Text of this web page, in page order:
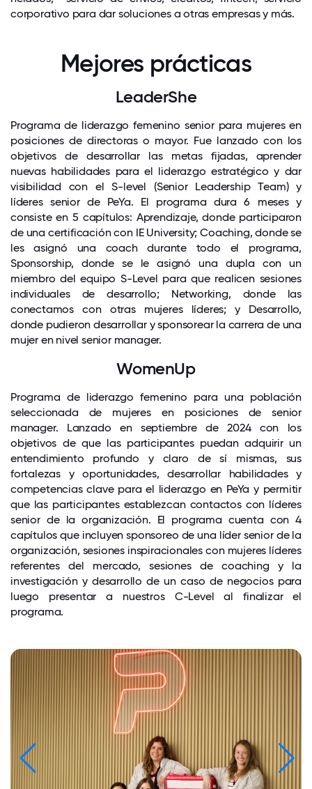
corporativo para dar soluciones a otras empresas y más.
Mejores prácticas
LeaderShe
Programa de liderazgo femenino senior para mujeres en
posiciones de directoras o mayor. Fue lanzado con los
objetivos de desarrollar las metas fijadas, aprender
nuevas habilidades para el liderazgo estratégico y dar
visibilidad con el S-level (Senior Leadership Team) y
líderes senior de PeYa. El programa dura 6 meses y
consiste en 5 capítulos: Aprendizaje, donde participaron
de una certificación con IE University; Coaching, donde se
les asignó una coach durante todo el programa,
Sponsorship, donde se le asignó una dupla con un
miembro del equipo S-Level para que realicen sesiones
individuales de desarrollo; Networking, donde las
conectamos con otras mujeres líderes; y Desarrollo,
donde pudieron desarrollar y sponsorear la carrera de una
mujer en nivel senior manager.
WomenUp
Programa de liderazgo femenino para una población
seleccionada de mujeres en posiciones de senior
manager. Lanzado en septiembre de 2024 con los
objetivos de que las participantes puedan adquirir un
entendimiento profundo y claro de sí mismas, sus
fortalezas y oportunidades, desarrollar habilidades y
competencias clave para el liderazgo en PeYa y permitir
que las participantes establezcan contactos con líderes
senior de la organización. El programa cuenta con 4
capítulos que incluyen sponsoreo de una líder senior de la
organización, sesiones inspiracionales con mujeres líderes
referentes del mercado, sesiones de coaching y la
investigación y desarrollo de un caso de negocios para
luego presentar a nuestros C-Level al finalizar el
programa.